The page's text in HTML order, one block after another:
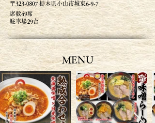
〒323-0807 栃木県小山市城東6-9-7
席数49席
駐車場29台
​MENU